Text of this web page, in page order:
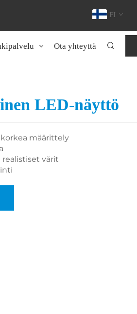
FI
Ota yhteyttä
LED-näyttö
määrittely
realistiset värit